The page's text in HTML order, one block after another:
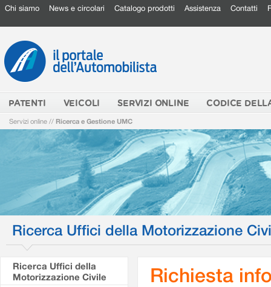
Chi siamo News e circolari Catalogo prodotti Assistenza Contatti
PATENTI VEICOLI SERVIZI ONLINE CODICE
Servizi online // Ricerca e Gestione UMC
Ricerca Uffici della Motorizzazione
Ricerca Uffici della
Motorizzazione Civile
Richiesta